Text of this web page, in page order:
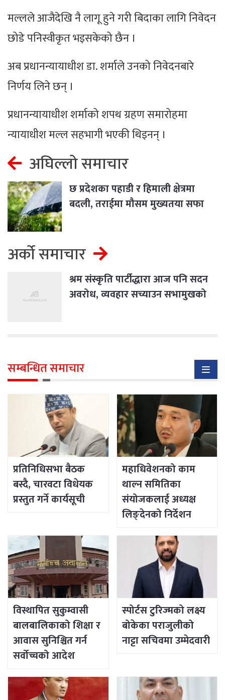
मल्लले आजैदेखि नै लागू हुने गरी बिदाका लागि निवेदन
छोडे पनिस्वीकृत भइसकेको छैन ।
अब प्रधानन्यायाधीश डा. शर्माले उनको निवेदनबारे
निर्णय लिने छन् ।
प्रधानन्यायाधीश शर्माको शपथ ग्रहण समारोहमा
न्यायाधीश मल्ल सहभागी भएकी थिइनन् ।
अघिल्लो समाचार
छ प्रदेशका पहाडी र हिमाली क्षेत्रमा
बदली, तराईमा मौसम मुख्यतया सफा
अर्को समाचार
श्रम संस्कृति पार्टीद्धारा आज पनि सदन
अवरोध, व्यवहार सच्याउन सभामुखको
सम्बन्धित समाचार
प्रतिनिधिसभा बैठक
बस्दै, चारवटा विधेयक
प्रस्तुत गर्ने कार्यसूची
महाधिवेशनको काम
थाल्न समितिका
संयोजकलाई अध्यक्ष
लिङ्देनको निर्देशन
विस्थापित सुकुम्वासी
बालबालिकाको शिक्षा र
आवास सुनिश्चित गर्न
सर्वोच्चको आदेश
स्पोर्टस टुरिज्मको लक्ष्य
बोकेका पराजुलीको
नाट्टा सचिवमा उम्मेदवारी